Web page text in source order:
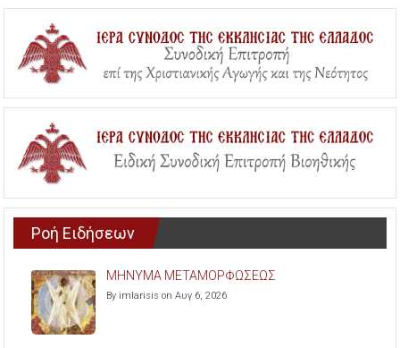
Ροή Ειδήσεων
ΜΗΝΥΜΑ ΜΕΤΑΜΟΡΦΩΣΕΩΣ
By imlarisis on Αυγ 6, 2026